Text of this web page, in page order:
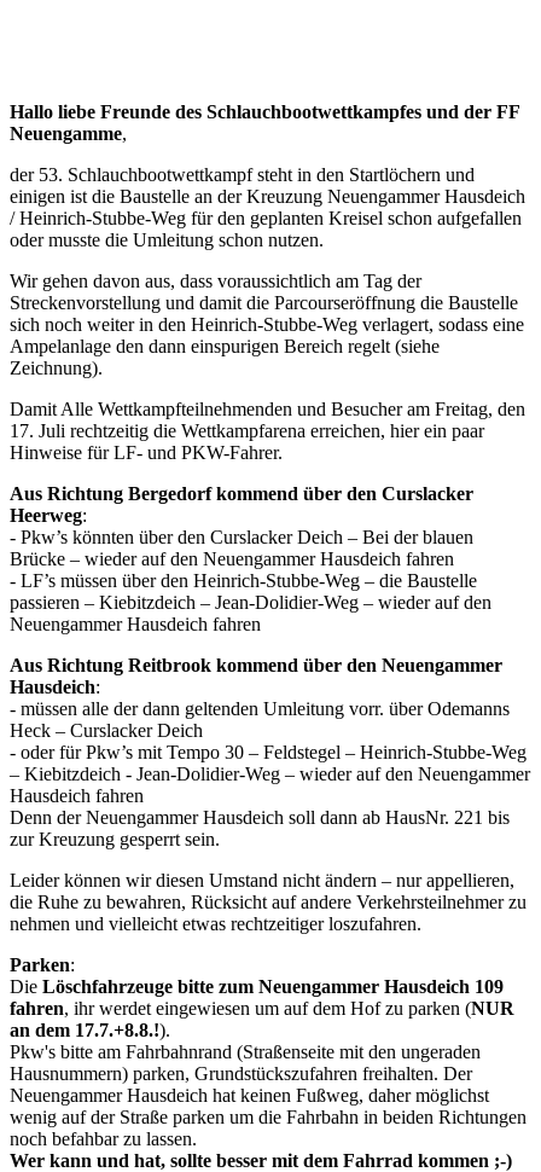
Hallo liebe Freunde des Schlauchbootwettkampfes und der FF
Neuengamme,
der 53. Schlauchbootwettkampf steht in den Startlöchern und
einigen ist die Baustelle an der Kreuzung Neuengammer Hausdeich
/ Heinrich-Stubbe-Weg für den geplanten Kreisel schon aufgefallen
oder musste die Umleitung schon nutzen.
Wir gehen davon aus, dass voraussichtlich am Tag der
Streckenvorstellung und damit die Parcourseröffnung die Baustelle
sich noch weiter in den Heinrich-Stubbe-Weg verlagert, sodass eine
Ampelanlage den dann einspurigen Bereich regelt (siehe
Zeichnung).
Damit Alle Wettkampfteilnehmenden und Besucher am Freitag, den
17. Juli rechtzeitig die Wettkampfarena erreichen, hier ein paar
Hinweise für LF- und PKW-Fahrer.
Aus Richtung Bergedorf kommend über den Curslacker
Heerweg:
- Pkw’s könnten über den Curslacker Deich – Bei der blauen
Brücke – wieder auf den Neuengammer Hausdeich fahren
- LF’s müssen über den Heinrich-Stubbe-Weg – die Baustelle
passieren – Kiebitzdeich – Jean-Dolidier-Weg – wieder auf den
Neuengammer Hausdeich fahren
Aus Richtung Reitbrook kommend über den Neuengammer
Hausdeich:
- müssen alle der dann geltenden Umleitung vorr. über Odemanns
Heck – Curslacker Deich
- oder für Pkw’s mit Tempo 30 – Feldstegel – Heinrich-Stubbe-Weg
– Kiebitzdeich - Jean-Dolidier-Weg – wieder auf den Neuengammer
Hausdeich fahren
Denn der Neuengammer Hausdeich soll dann ab HausNr. 221 bis
zur Kreuzung gesperrt sein.
Leider können wir diesen Umstand nicht ändern – nur appellieren,
die Ruhe zu bewahren, Rücksicht auf andere Verkehrsteilnehmer zu
nehmen und vielleicht etwas rechtzeitiger loszufahren.
Parken:
Die Löschfahrzeuge bitte zum Neuengammer Hausdeich 109
fahren, ihr werdet eingewiesen um auf dem Hof zu parken (NUR
an dem 17.7.+8.8.!).
Pkw's bitte am Fahrbahnrand (Straßenseite mit den ungeraden
Hausnummern) parken, Grundstückszufahren freihalten. Der
Neuengammer Hausdeich hat keinen Fußweg, daher möglichst
wenig auf der Straße parken um die Fahrbahn in beiden Richtungen
noch befahbar zu lassen.
Wer kann und hat, sollte besser mit dem Fahrrad kommen ;-)